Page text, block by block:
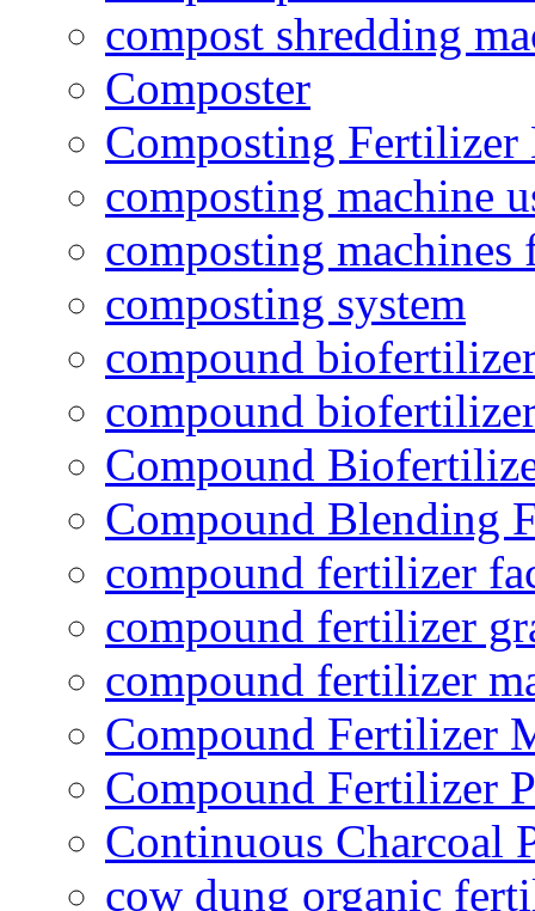
compost shredding
Composter
Composting
composting machine
composting
composting system
compound
compound
Compound
Compound Blending
compound fertilizer
compound fertilizer
compound fertilizer
Compound Fertilizer
Compound Fertilizer
Continuous Charcoal
cow dung organic